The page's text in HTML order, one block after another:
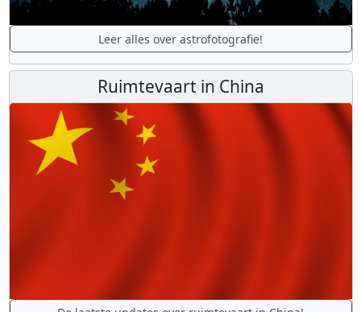
Leer alles over astrofotografie!
Ruimtevaart in China